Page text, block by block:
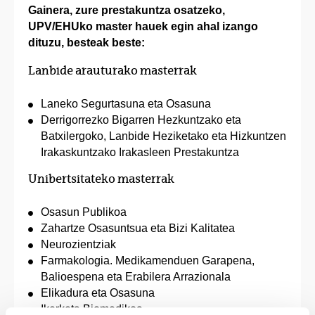
Gainera, zure prestakuntza osatzeko,
UPV/EHUko master hauek egin ahal izango
dituzu, besteak beste:
Lanbide arauturako masterrak
Laneko Segurtasuna eta Osasuna
Derrigorrezko Bigarren Hezkuntzako eta
Batxilergoko, Lanbide Heziketako eta Hizkuntzen
Irakaskuntzako Irakasleen Prestakuntza
Unibertsitateko masterrak
Osasun Publikoa
Zahartze Osasuntsua eta Bizi Kalitatea
Neurozientziak
Farmakologia. Medikamenduen Garapena,
Balioespena eta Erabilera Arrazionala
Elikadura eta Osasuna
Ikerketa Biomedikoa